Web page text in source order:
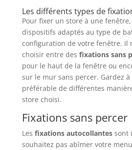
Les différents types de
Pour fixer un store à une
dispositifs adaptés au type de
configuration de votre fenêtre. Il
choisir entre des fixations sans
pour le haut de la fenêtre ou
sur le mur sans percer. Gardez à
préférable de différentes
store choisi.
Fixations sans percer
Les fixations autocollantessont
souhaitez pas abîmer votre